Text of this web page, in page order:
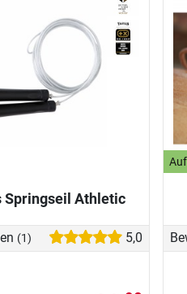
Springseil Athletic
(1) 5,0